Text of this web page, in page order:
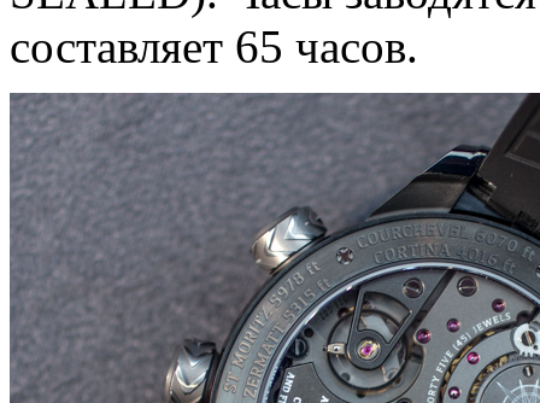
составляет 65 часов.